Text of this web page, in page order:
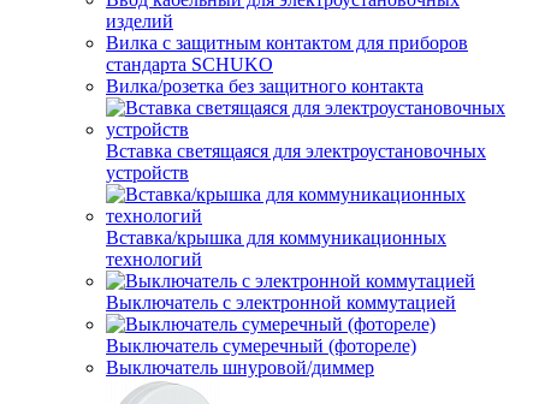
изделий
Вилка с защитным контактом для приборов
стандарта SCHUKO
Вилка/розетка без защитного контакта
Вставка светящаяся для электроустановочных
устройств
Вставка/крышка для коммуникационных
технологий
Выключатель с электронной коммутацией
Выключатель сумеречный (фотореле)
Выключатель шнуровой/диммер